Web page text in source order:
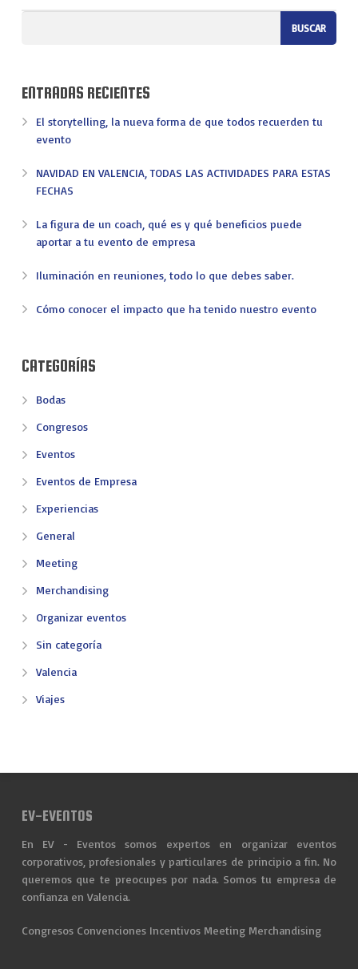
ENTRADAS RECIENTES
El storytelling, la nueva forma de que todos recuerden tu
evento
NAVIDAD EN VALENCIA, TODAS LAS ACTIVIDADES PARA ESTAS
FECHAS
La figura de un coach, qué es y qué beneficios puede
aportar a tu evento de empresa
Iluminación en reuniones, todo lo que debes saber.
Cómo conocer el impacto que ha tenido nuestro evento
CATEGORÍAS
Bodas
Congresos
Eventos
Eventos de Empresa
Experiencias
General
Meeting
Merchandising
Organizar eventos
Sin categoría
Valencia
Viajes
EV-EVENTOS
En EV - Eventos somos expertos en organizar eventos
corporativos, profesionales y particulares de principio a fin. No
queremos que te preocupes por nada. Somos tu empresa de
confianza en Valencia.
Congresos Convenciones Incentivos Meeting Merchandising